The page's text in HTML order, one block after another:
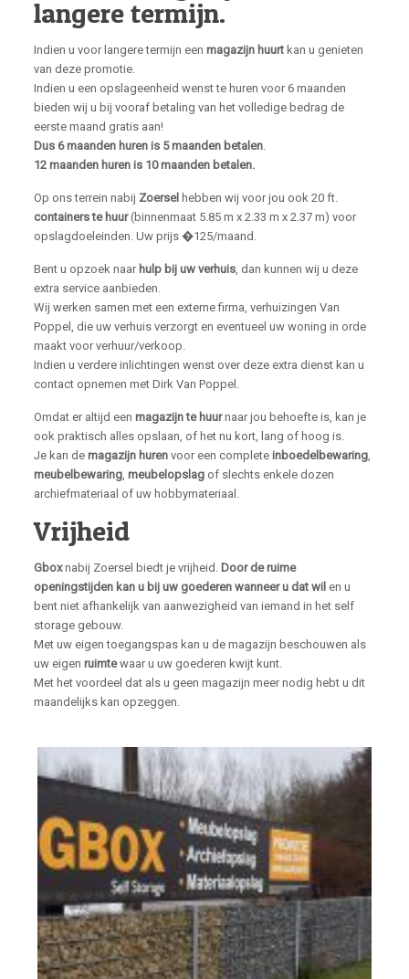
langere termijn.
Indien u voor langere termijn een magazijn huurtkan u genieten
van deze promotie.
Indien u een opslageenheid wenst te huren voor 6 maanden
bieden wij u bij vooraf betaling van het volledige bedrag de
eerste maand gratis aan!
Dus 6 maanden huren is 5 maanden betalen.
12 maanden huren is 10 maanden betalen.
Op ons terrein nabij Zoersel hebben wij voor jou ook 20 ft.
containers te huur(binnenmaat 5.85 m x 2.33 m x 2.37 m) voor
opslagdoeleinden. Uw prijs �125/maand.
Bent u opzoek naar hulp bij uw verhuis, dan kunnen wij u deze
extra service aanbieden.
Wij werken samen met een externe firma, verhuizingen Van
Poppel, die uw verhuis verzorgt en eventueel uw woning in orde
maakt voor verhuur/verkoop.
Indien u verdere inlichtingen wenst over deze extra dienst kan u
contact opnemen met Dirk Van Poppel.
Omdat er altijd een magazijn te huurnaar jou behoefte is, kan je
ook praktisch alles opslaan, of het nu kort, lang of hoog is.
Je kan de magazijn hurenvoor een complete inboedelbewaring,
meubelbewaring, meubelopslagof slechts enkele dozen
archiefmateriaal of uw hobbymateriaal.
Vrijheid
Gboxnabij Zoersel biedt je vrijheid. Door de ruime
openingstijden kan u bij uw goederen wanneer u dat wil en u
bent niet afhankelijk van aanwezigheid van iemand in het self
storage gebouw.
Met uw eigen toegangspas kan u de magazijn beschouwen als
uw eigen ruimtewaar u uw goederen kwijt kunt.
Met het voordeel dat als u geen magazijn meer nodig hebt u dit
maandelijks kan opzeggen.